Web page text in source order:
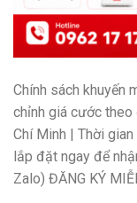
Chính sách khuyến
chỉnh giá cước theo
Chí Minh | Thời
lắp đặt ngay để
Zalo) ĐĂNG KÝ